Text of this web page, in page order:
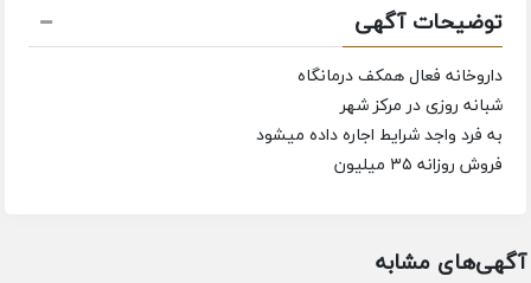
توضیحات آگهی
داروخانه فعال همکف درمانگاه
شبانه روزی در مرکز شهر
به فرد واجد شرایط اجاره داده میشود
فروش روزانه ۳۵ میلیون
آگهی‌های مشابه